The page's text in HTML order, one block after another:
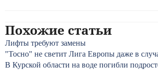
Похожие статьи
Лифты требуют замены
"Тосно" не светит Лига Европы даже в
В Курской области на воде погибли